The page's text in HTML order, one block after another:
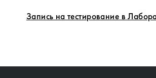
Запись на тестирование в